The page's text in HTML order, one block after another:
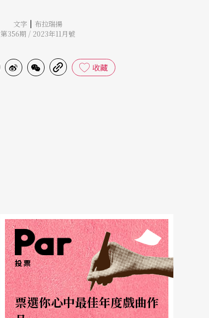
文字 | 布拉瑞揚
第356期 / 2023年11月號
收藏
投票
票選你心中最佳年度戲曲作